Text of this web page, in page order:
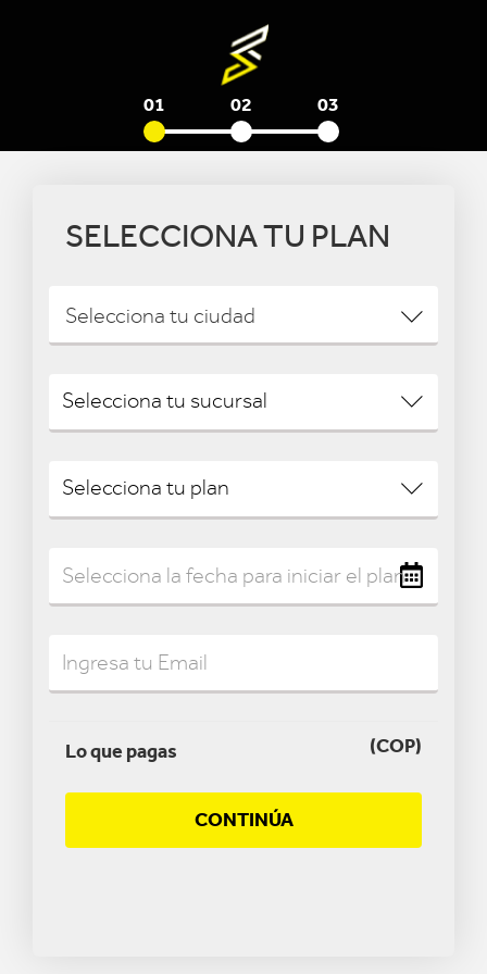
01 02 03
SELECCIONA TU PLAN
Selecciona tu ciudad
Lo que pagas (COP)
CONTINÚA